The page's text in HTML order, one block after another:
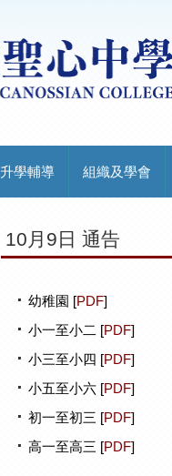
升學輔導 組織及學會
10月9日 通告
幼稚園 [PDF]
小一至小二 [PDF]
小三至小四 [PDF]
小五至小六 [PDF]
初一至初三 [PDF]
高一至高三 [PDF]